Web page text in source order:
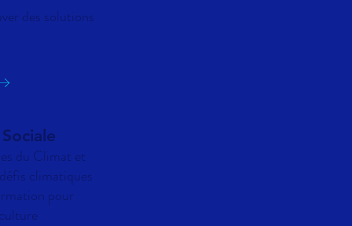
des solutions
du Climat et
climatiques
pour